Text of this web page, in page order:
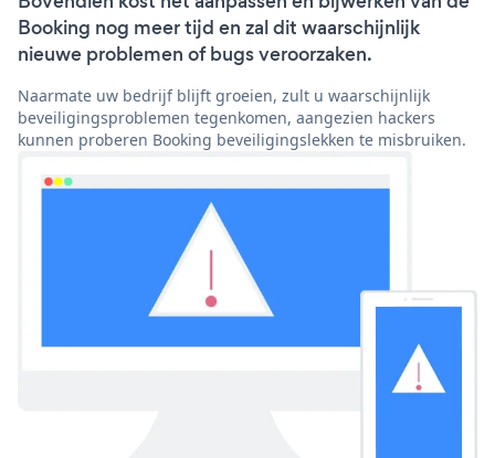
Booking nog meer tijd en zal dit waarschijnlijk
nieuwe problemen of bugs veroorzaken.
Naarmate uw bedrijf blijft groeien, zult u waarschijnlijk
beveiligingsproblemen tegenkomen, aangezien hackers
kunnen proberen Booking beveiligingslekken te misbruiken.